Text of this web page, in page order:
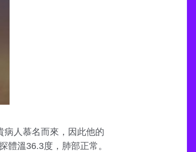
病人慕名而來，因此他的
體溫36.3度，肺部正常。